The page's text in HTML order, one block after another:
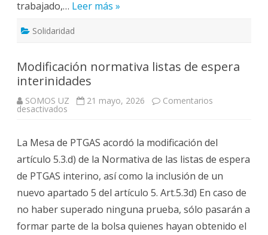
trabajado,… Leer más »
Solidaridad
Modificación normativa listas de espera
interinidades
SOMOS UZ 21 mayo, 2026 Comentarios
desactivados
de
espera
interinidades
La Mesa de PTGAS acordó la modificación del
artículo 5.3.d) de la Normativa de las listas de espera
de PTGAS interino, así como la inclusión de un
nuevo apartado 5 del artículo 5. Art.5.3d) En caso de
no haber superado ninguna prueba, sólo pasarán a
formar parte de la bolsa quienes hayan obtenido el